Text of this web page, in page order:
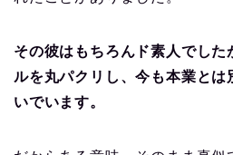
その彼はもちろんド素人でし
ルを丸パクリし、今も本業と
いでいます。